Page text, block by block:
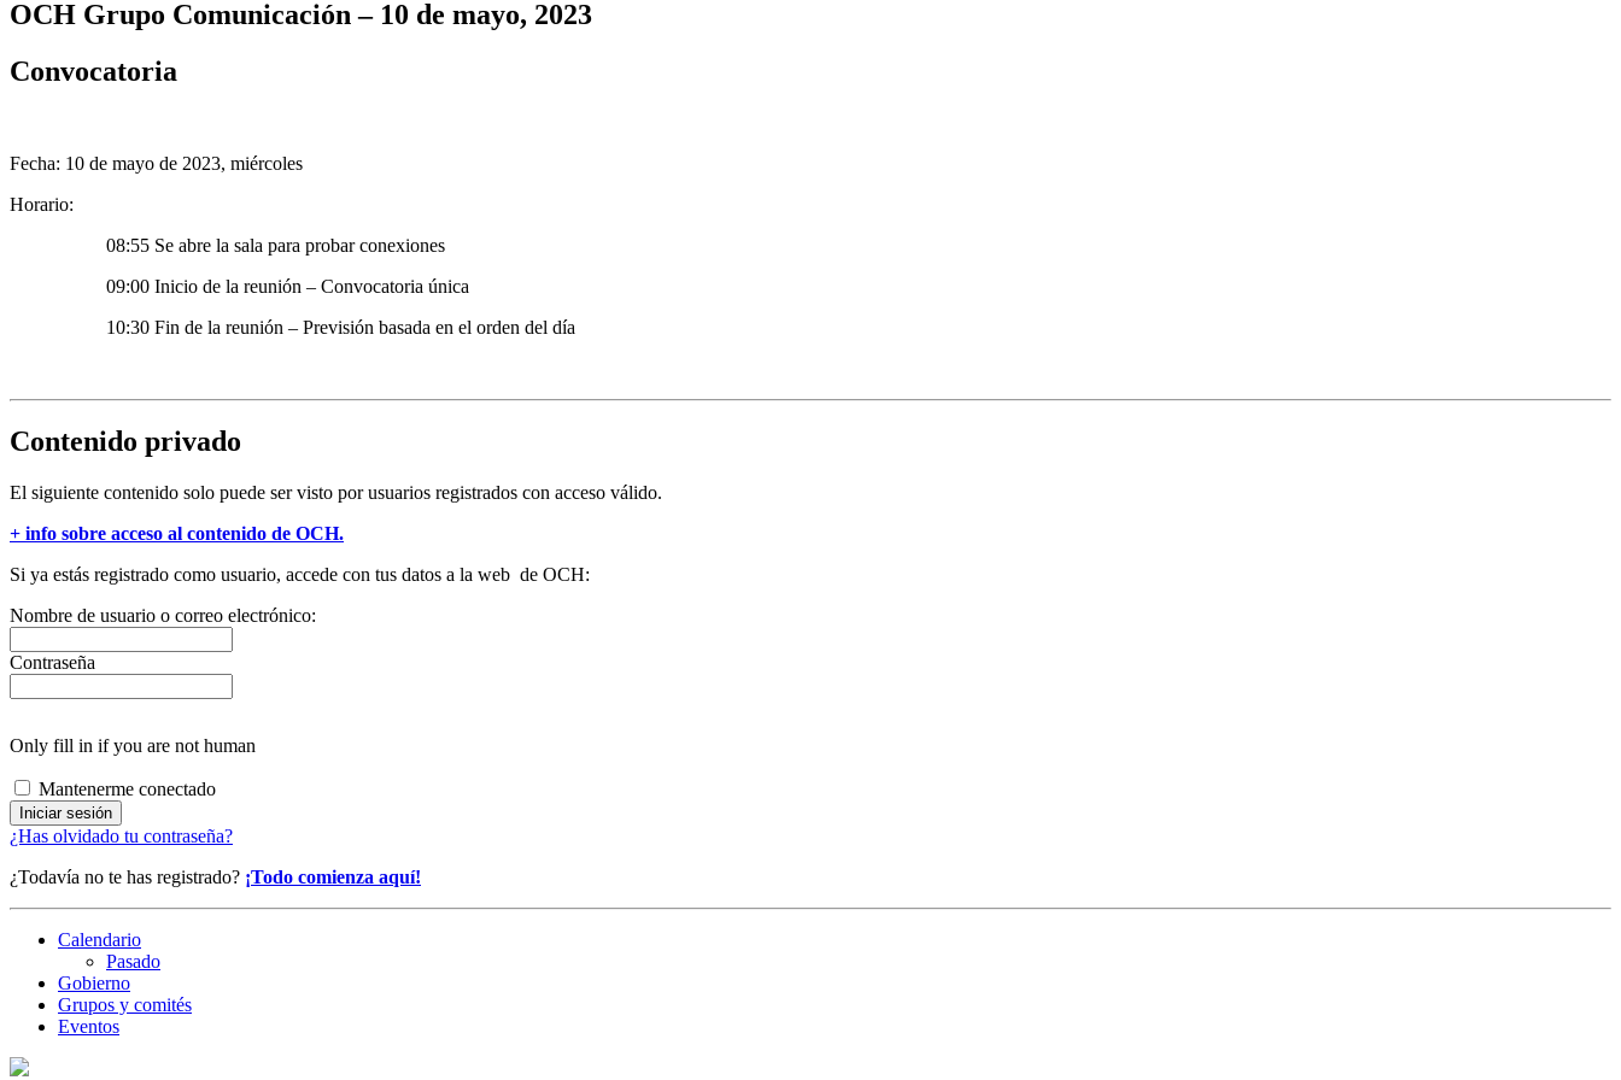
OCH Grupo Comunicación – 10 de mayo, 2023
Convocatoria
Fecha: 10 de mayo de 2023, miércoles
Horario:
08:55 Se abre la sala para probar conexiones
09:00 Inicio de la reunión – Convocatoria única
10:30 Fin de la reunión – Previsión basada en el orden del día
Contenido privado
El siguiente contenido solo puede ser visto por usuarios registrados con acceso válido.
+ info sobre acceso al contenido de OCH.
Si ya estás registrado como usuario, accede con tus datos a la web de OCH:
Nombre de usuario o correo electrónico:
Contraseña
Only fill in if you are not human
Mantenerme conectado
¿Has olvidado tu contraseña?
¿Todavía no te has registrado? ¡Todo comienza aquí!
Calendario
Pasado
Gobierno
Grupos y comités
Eventos